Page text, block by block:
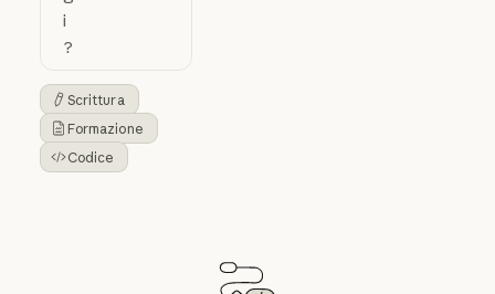
Scrittura
Testo del pulsante
Formazione
Testo del pulsante
Codice
Testo del pulsante